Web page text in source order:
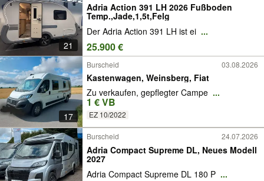
21
Adria Action 391 LH 2026 Fußboden
Temp.,Jade,1,5t,Felg
Der Adria Action 391 LH ist ei ...
25.900 €
17
Burscheid 03.08.2026
Kastenwagen, Weinsberg, Fiat
Zu verkaufen, gepflegter Campe ...
1 € VB
EZ 10/2022
Burscheid 24.07.2026
Adria Compact Supreme DL, Neues Modell
2027
Adria Compact Supreme DL 180 P ...